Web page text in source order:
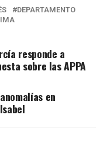
DEPARTAMENTO
responde a
sobre las APPA
en